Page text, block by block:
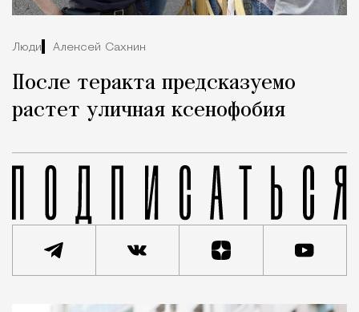
Люди Алексей Сахнин
После теракта предсказуемо
растет уличная ксенофобия